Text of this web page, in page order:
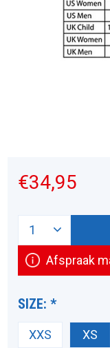
€34,95
Afspraak
SIZE:*
XXS XS